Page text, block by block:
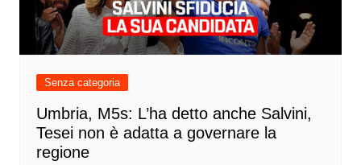
Senza categoria
Umbria, M5s: L’ha detto anche Salvini,
Tesei non è adatta a governare la
regione